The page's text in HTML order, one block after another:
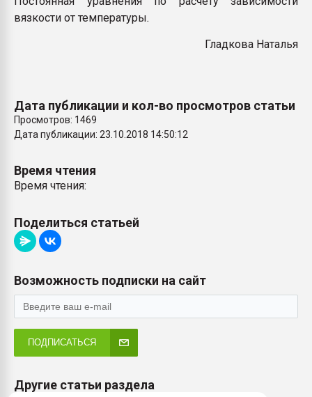
вязкости от температуры.
Гладкова Наталья
Дата публикации и кол-во просмотров статьи
Просмотров: 1469
Дата публикации: 23.10.2018 14:50:12
Время чтения
Время чтения:
Поделиться статьей
Возможность подписки на сайт
ПОДПИСАТЬСЯ
Другие статьи раздела